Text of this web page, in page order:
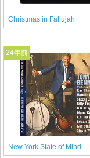
Christmas in Fallujah
24年前
New York State of Mind